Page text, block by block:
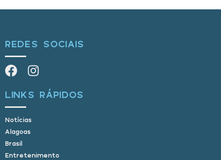
REDES SOCIAIS
LINKS RÁPIDOS
Notícias
Alagoas
Brasil
Entretenimento